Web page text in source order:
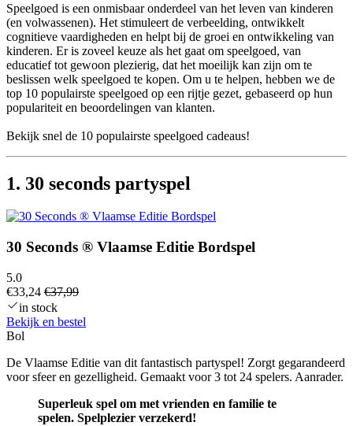
Speelgoed is een onmisbaar onderdeel van het leven van kinderen
(en volwassenen). Het stimuleert de verbeelding, ontwikkelt
cognitieve vaardigheden en helpt bij de groei en ontwikkeling van
kinderen. Er is zoveel keuze als het gaat om speelgoed, van
educatief tot gewoon plezierig, dat het moeilijk kan zijn om te
beslissen welk speelgoed te kopen. Om u te helpen, hebben we de
top 10 populairste speelgoed op een rijtje gezet, gebaseerd op hun
populariteit en beoordelingen van klanten.
Bekijk snel de 10 populairste speelgoed cadeaus!
1. 30 seconds partyspel
30 Seconds ® Vlaamse Editie Bordspel
5.0
€33,24 €37,99
in stock
Bekijk en bestel
Bol
De Vlaamse Editie van dit fantastisch partyspel! Zorgt gegarandeerd
voor sfeer en gezelligheid. Gemaakt voor 3 tot 24 spelers. Aanrader.
Superleuk spel om met vrienden en familie te
spelen. Spelplezier verzekerd!